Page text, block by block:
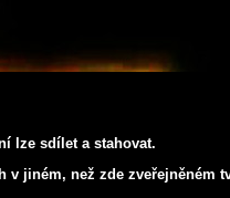
lze sdílet a stahovat.
jiném, než zde zveřejněném